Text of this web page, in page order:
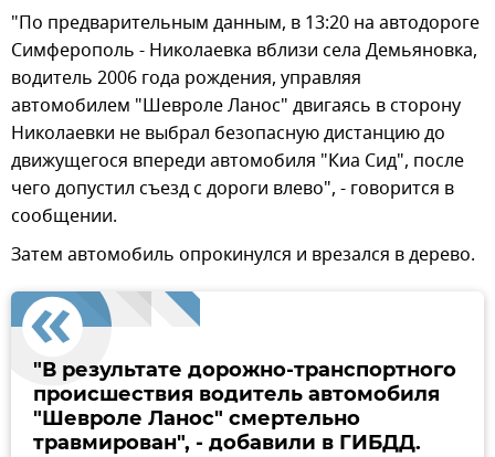
"По предварительным данным, в 13:20 на автодороге
Симферополь - Николаевка вблизи села Демьяновка,
водитель 2006 года рождения, управляя
автомобилем "Шевроле Ланос" двигаясь в сторону
Николаевки не выбрал безопасную дистанцию до
движущегося впереди автомобиля "Киа Сид", после
чего допустил съезд с дороги влево", - говорится в
сообщении.
Затем автомобиль опрокинулся и врезался в дерево.
"В результате дорожно-транспортного
происшествия водитель автомобиля
"Шевроле Ланос" смертельно
травмирован", - добавили в ГИБДД.